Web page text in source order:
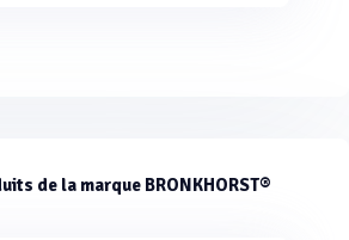
de la marque BRONKHORST®